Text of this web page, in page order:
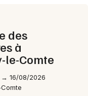
la Loire
des
à
le-Comte
16/08/2026